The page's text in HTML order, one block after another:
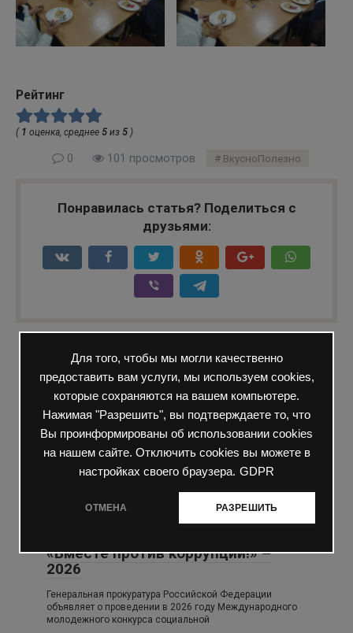
Для того, чтобы мы могли качественно
предоставить вам услуги, мы используем cookies,
которые сохраняются на вашем компьютере.
Нажимая "Разрешить", вы подтверждаете то, что
Вы проинформированы об использовании cookies
на нашем сайте. Отключить cookies вы можете в
настройках своего браузера. GDPR
ОТМЕНА РАЗРЕШИТЬ
Рейтинг
( 1 оценка, среднее 5 из 5 )
0 101 просмотров ВкусноПолезно
Понравилась статья? Поделиться с
друзьями:
Вам также может быть интересно
Ученикам 0 23 просмотров
Международный молодежный
конкурс социальной
«Вместе против коррупции!» –
2026
Генеральная прокуратура Российской Федерации
объявляет о проведении в 2026 году Международного
молодежного конкурса социальной